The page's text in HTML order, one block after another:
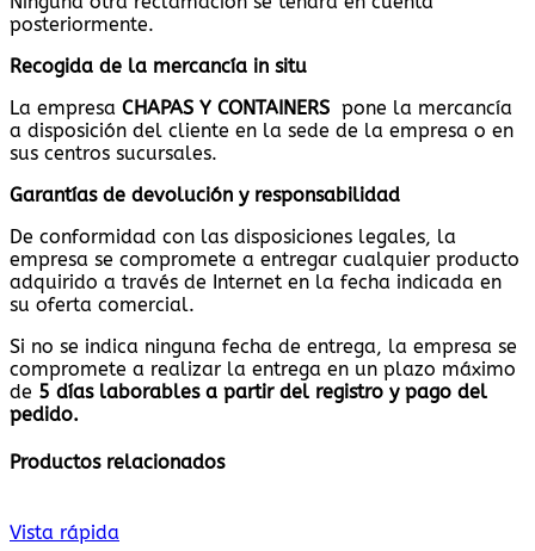
posteriormente.
Recogida de la mercancía in situ
La empresa CHAPAS Y CONTAINERS pone la mercancía
a disposición del cliente en la sede de la empresa o en
sus centros sucursales.
Garantías de devolución y responsabilidad
De conformidad con las disposiciones legales, la
empresa se compromete a entregar cualquier producto
adquirido a través de Internet en la fecha indicada en
su oferta comercial.
Si no se indica ninguna fecha de entrega, la empresa se
compromete a realizar la entrega en un plazo máximo
de 5 días laborables a partir del registro y pago del
pedido.
Productos relacionados
Vista rápida